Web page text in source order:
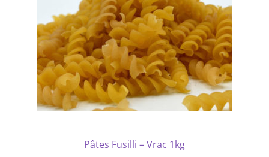
Pâtes Fusilli – Vrac 1kg